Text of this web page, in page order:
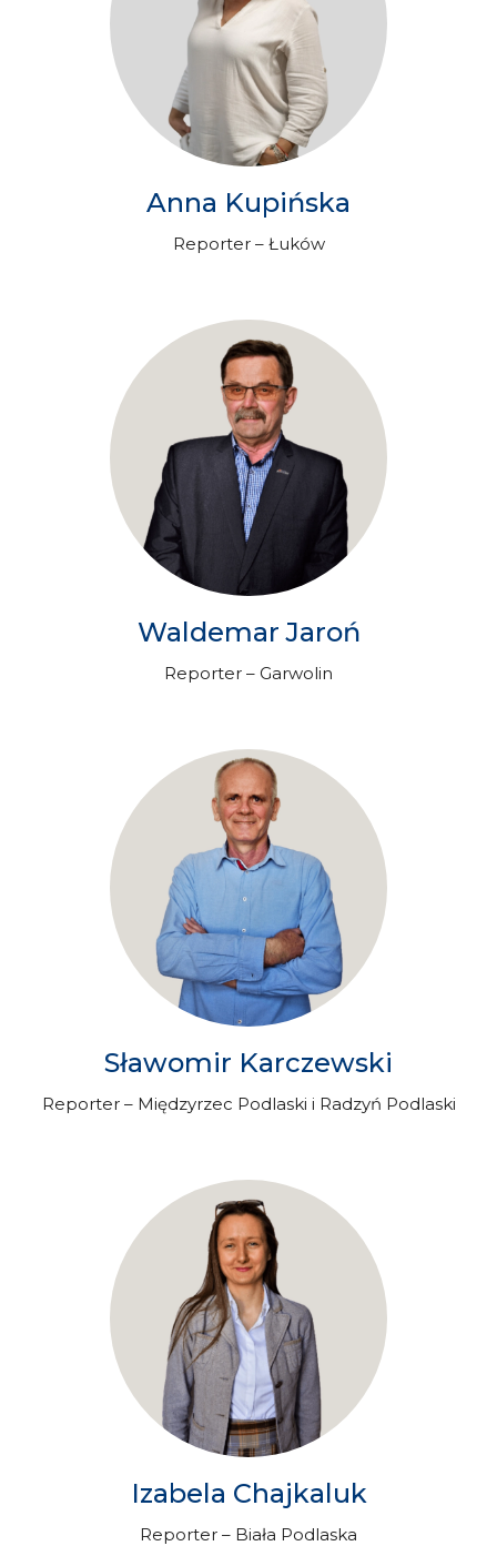
Anna Kupińska
Reporter – Łuków
Waldemar Jaroń
Reporter – Garwolin
Sławomir Karczewski
Reporter – Międzyrzec Podlaski i Radzyń Podlaski
Izabela Chajkaluk
Reporter – Biała Podlaska